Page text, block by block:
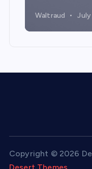
Waltraud July
Copyright © 2026
Desert Themes